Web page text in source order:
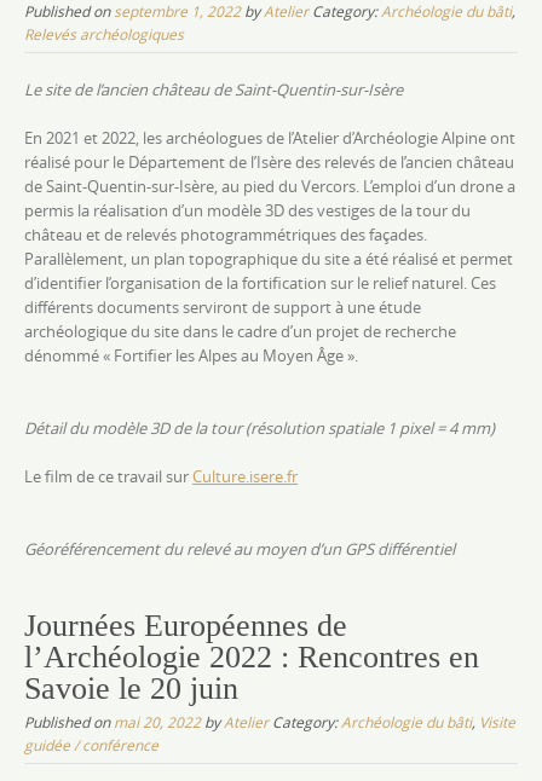
Published onseptembre 1, 2022byAtelierCategory:Archéologie du bâti,
Relevés archéologiques
Le site de l’ancien château de Saint-Quentin-sur-Isère
En 2021 et 2022, les archéologues de l’Atelier d’Archéologie Alpine ont
réalisé pour le Département de l’Isère des relevés de l’ancien château
de Saint-Quentin-sur-Isère, au pied du Vercors. L’emploi d’un drone a
permis la réalisation d’un modèle 3D des vestiges de la tour du
château et de relevés photogrammétriques des façades.
Parallèlement, un plan topographique du site a été réalisé et permet
d’identifier l’organisation de la fortification sur le relief naturel. Ces
différents documents serviront de support à une étude
archéologique du site dans le cadre d’un projet de recherche
dénommé « Fortifier les Alpes au Moyen Âge ».
Détail du modèle 3D de la tour (résolution spatiale 1 pixel = 4 mm)
Le film de ce travail surCulture.isere.fr
Géoréférencement du relevé au moyen d’un GPS différentiel
Journées Européennes de
l’Archéologie 2022 : Rencontres en
Savoie le 20 juin
Published onmai 20, 2022byAtelierCategory: Archéologie du bâti, Visite
guidée / conférence